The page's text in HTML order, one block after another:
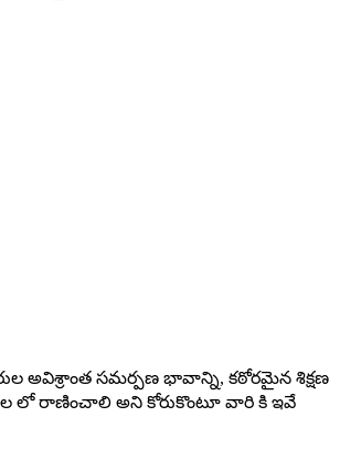
అవిశ్రాంత సమర్పణ భావాన్ని, కఠోరమైన శిక్షణ
లో రాణించాలి అని కోరుకొంటూ వారి కి ఇవే